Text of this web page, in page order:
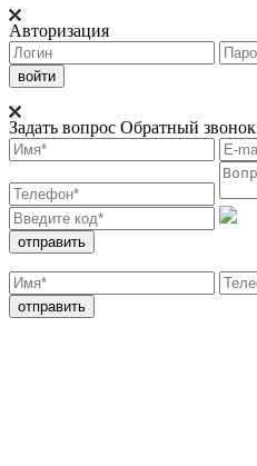
Авторизация
Задать вопрос Обратный звонок